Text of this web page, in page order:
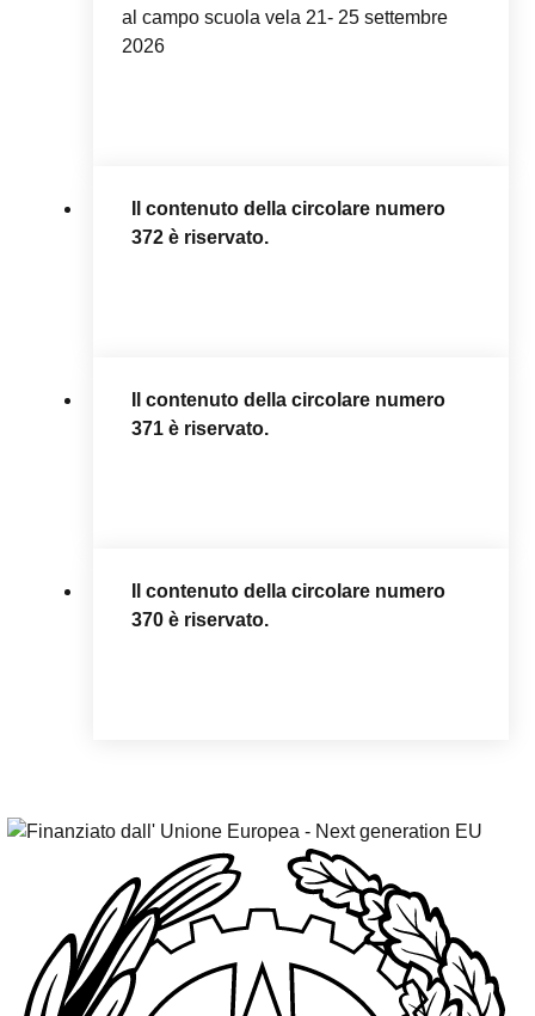
al campo scuola vela 21- 25 settembre
2026
Il contenuto della circolare numero
372 è riservato.
Il contenuto della circolare numero
371 è riservato.
Il contenuto della circolare numero
370 è riservato.